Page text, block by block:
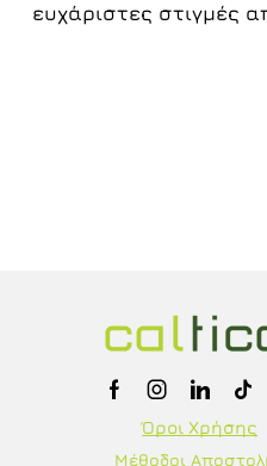
ευχάριστες στιγμές
Όροι Χρήσης
Μέθοδοι